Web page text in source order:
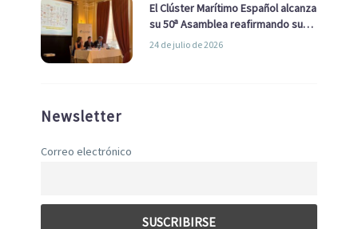
El Clúster Marítimo Español alcanza
su 50ª Asamblea reafirmando su
liderazgo en la Economía Azul
24 de julio de 2026
Newsletter
Correo electrónico